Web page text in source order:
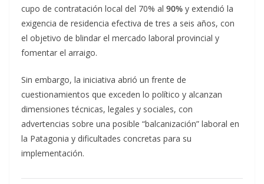
cupo de contratación local del 70% al 90% y extendió la
exigencia de residencia efectiva de tres a seis años, con
el objetivo de blindar el mercado laboral provincial y
fomentar el arraigo.
Sin embargo, la iniciativa abrió un frente de
cuestionamientos que exceden lo político y alcanzan
dimensiones técnicas, legales y sociales, con
advertencias sobre una posible “balcanización” laboral en
la Patagonia y dificultades concretas para su
implementación.